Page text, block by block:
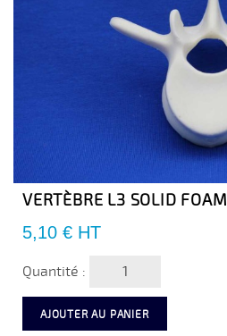
VERTÈBRE L3 SOLID FOAM
Prix
5,10 € HT
Quantité :
AJOUTER AU PANIER